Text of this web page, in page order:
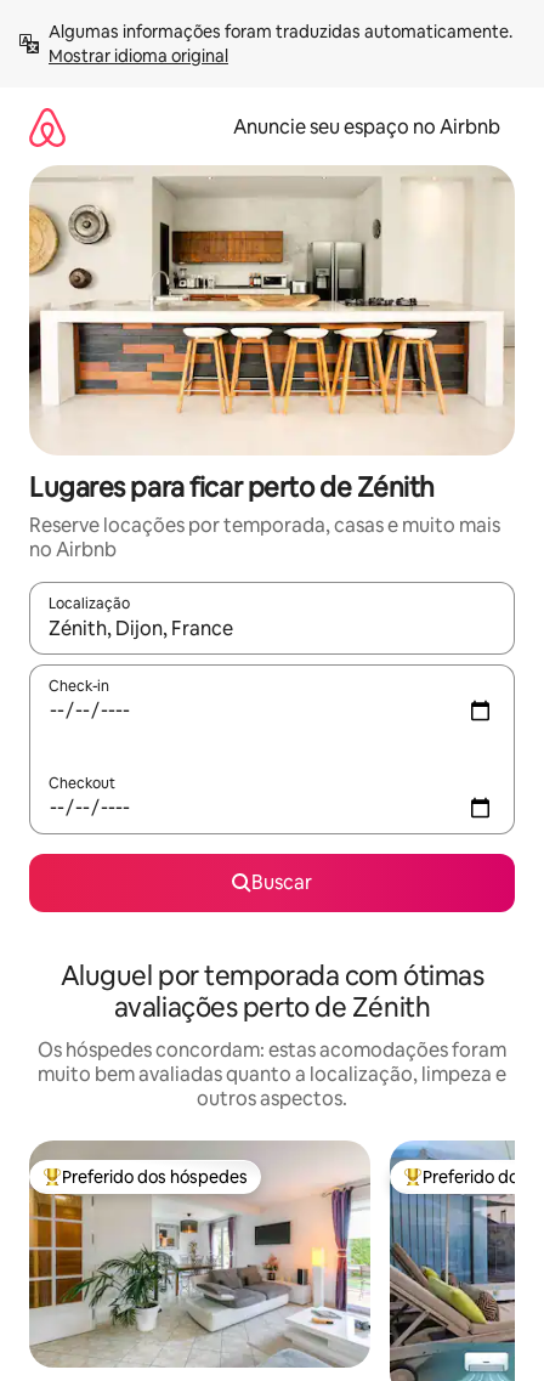
para
Mostrar idioma original
Anuncie seu espaço no Airbnb
Lugares para ficar perto de Zénith
Reserve locações por temporada, casas e muito mais
no Airbnb
Localização
Quando os resultados estiverem disponíveis, explore-os
Check-in
Checkout
Buscar
Aluguel por temporada com ótimas
avaliações perto de Zénith
Os hóspedes concordam: estas acomodações foram
muito bem avaliadas quanto a localização, limpeza e
outros aspectos.
Entre os melhores preferidos dos hóspedes
Preferido dos hóspedes Entre os
Preferido dos